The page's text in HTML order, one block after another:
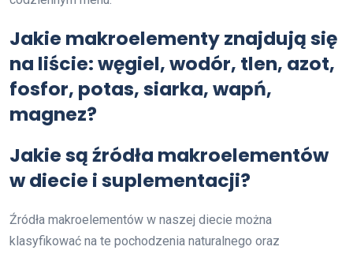
Jakie makroelementy znajdują się
na liście: węgiel, wodór, tlen, azot,
fosfor, potas, siarka, wapń,
magnez?
Jakie są źródła makroelementów
w diecie i suplementacji?
Źródła makroelementów w naszej diecie można
klasyfikować na te pochodzenia naturalnego oraz